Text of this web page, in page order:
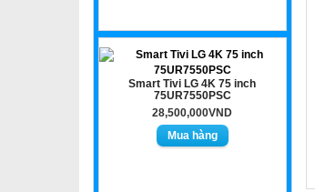
Smart Tivi LG 4K 75 inch
75UR7550PSC
28,500,000VND